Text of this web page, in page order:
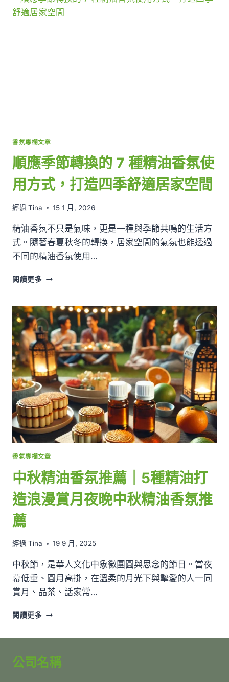
呼
吸
自
然
舒
適
的
家
圍
香氛專欄文章
順應季節轉換的 7 種精油香氛使
用方式，打造四季舒適居家空間
經過 Tina 15 1 月, 2026
精油香氛不只是氣味，更是一種與季節共鳴的生活方
式。隨著春夏秋冬的轉換，居家空間的氣氛也能透過
不同的精油香氛使用…
閱讀更多
節
轉
換
的
7
種
精
油
香
氛
使
用
打
造
四
季
舒
空
香氛專欄文章
中秋精油香氛推薦｜5種精油打
造浪漫賞月夜晚中秋精油香氛推
薦
經過 Tina 19 9 月, 2025
中秋節，是華人文化中象徵團圓與思念的節日。當夜
幕低垂、圓月高掛，在溫柔的月光下與摯愛的人一同
賞月、品茶、話家常…
閱讀更多
香
氛
公司名稱